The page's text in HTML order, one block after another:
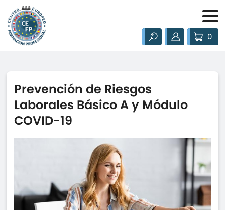
0
Prevención de Riesgos
Laborales Básico A y Módulo
COVID-19